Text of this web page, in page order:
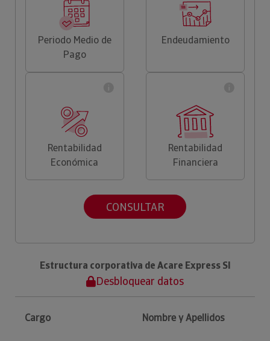
Periodo Medio de
Pago
Endeudamiento
Rentabilidad
Económica
Rentabilidad
Financiera
CONSULTAR
Estructura corporativa de Acare Express Sl
Desbloquear datos
Cargo Nombre y Apellidos